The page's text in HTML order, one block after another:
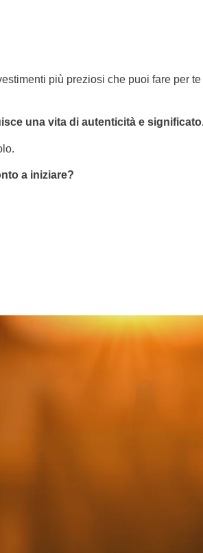
più preziosi che puoi fare per
una vita di autenticità e
a iniziare?